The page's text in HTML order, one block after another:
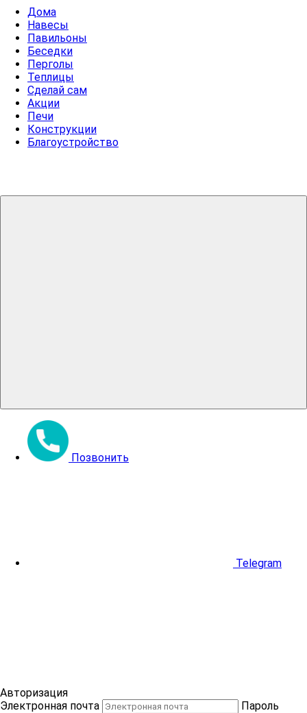
Дома
Навесы
Павильоны
Беседки
Перголы
Теплицы
Сделай сам
Акции
Печи
Конструкции
Благоустройство
Позвонить
Telegram
Авторизация
Электронная почта
Пароль